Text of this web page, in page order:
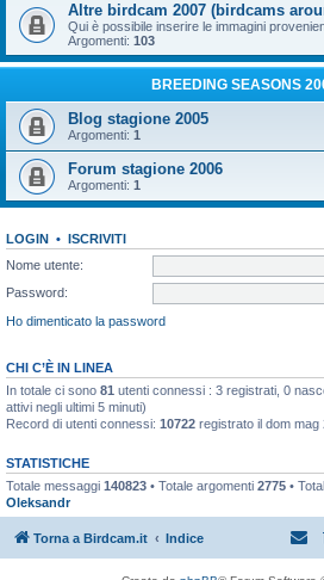
Altre birdcam 2007 (birdcams
Qui è possibile inserire le immagini
Argomenti: 103
BREEDING SEASONS
Blog stagione 2005
Argomenti: 1
Forum stagione 2006
Argomenti: 1
LOGIN • ISCRIVITI
Nome utente:
Password:
Ho dimenticato la password
CHI C’È IN LINEA
In totale ci sono 81 utenti connessi : 3 registrati, 0
attivi negli ultimi 5 minuti)
Record di utenti connessi: 10722 registrato il dom mag
STATISTICHE
Totale messaggi 140823 • Totale argomenti 2775 •
Oleksandr
Torna a Birdcam.it Indice